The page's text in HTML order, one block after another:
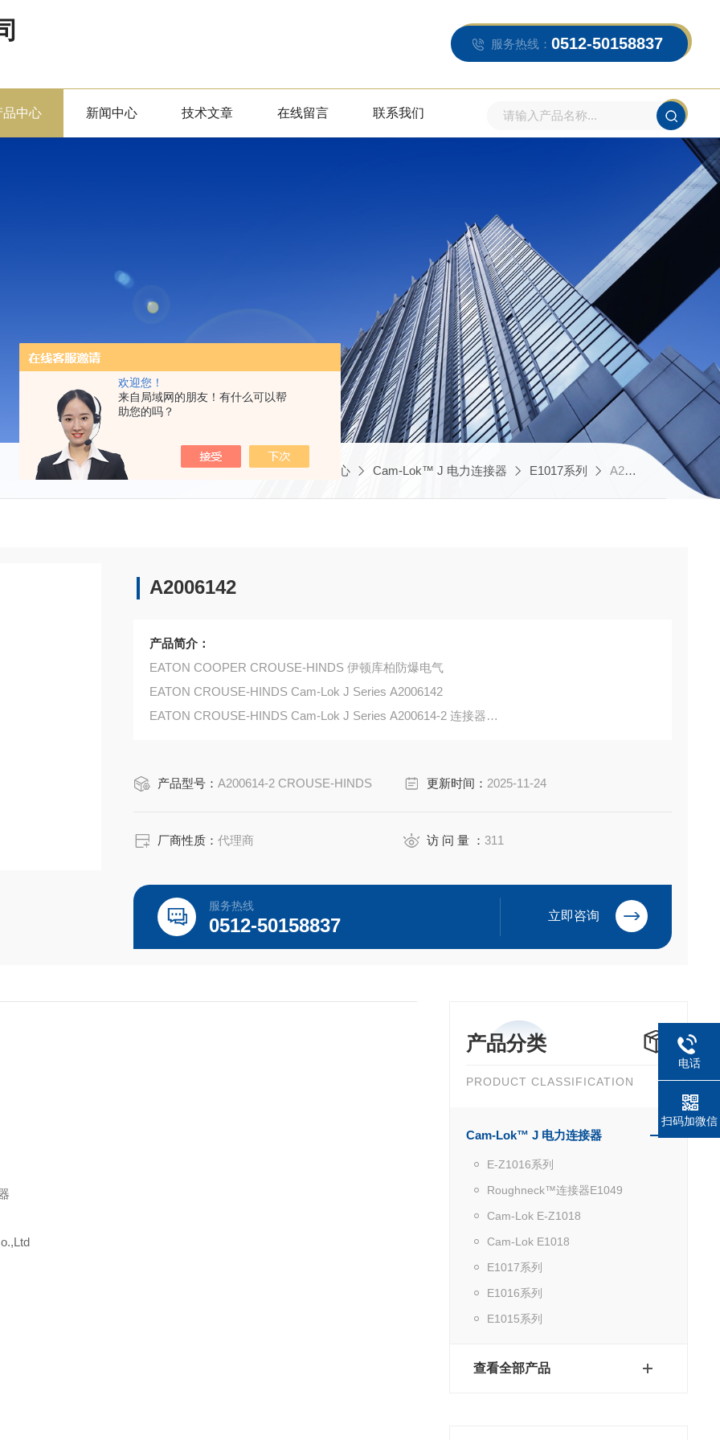
欢迎您！
来自局域网的朋友！有什么可以帮
助您的吗？
服务热线： 0512-50158837
品中心 新闻中心 技术文章 在线留言 联系我们
当前位置：首页 产品中心 Cam-Lok™ J 电力连接器 E1017系列 A200614-2 CROUSE-HINDSA2006142
A2006142
产品简介：
EATON COOPER CROUSE-HINDS 伊顿库柏防爆电气
EATON CROUSE-HINDS Cam-Lok J Series A2006142
EATON CROUSE-HINDS Cam-Lok J Series A200614-2 连接器
产品型号：A200614-2 CROUSE-HINDS 更新时间： 2025-11-24
厂商性质：代理商 访 问 量 ：311
服务热线
0512-50158837 立即咨询
产品分类
PRODUCT CLASSIFICATION
Cam-Lok™ J 电力连接器
E-Z1016系列
Roughneck™连接器E1049
Cam-Lok E-Z1018
Cam-Lok E1018
E1017系列
E1016系列
E1015系列
查看全部产品
电话
扫码加微信